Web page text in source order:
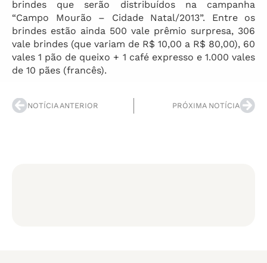
brindes que serão distribuídos na campanha
“Campo Mourão – Cidade Natal/2013”. Entre os
brindes estão ainda 500 vale prêmio surpresa, 306
vale brindes (que variam de R$ 10,00 a R$ 80,00), 60
vales 1 pão de queixo + 1 café expresso e 1.000 vales
de 10 pães (francês).
NOTÍCIA ANTERIOR PRÓXIMA NOTÍCIA